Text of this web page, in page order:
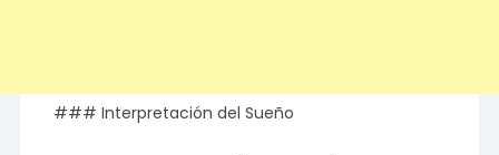
### Interpretación del Sueño